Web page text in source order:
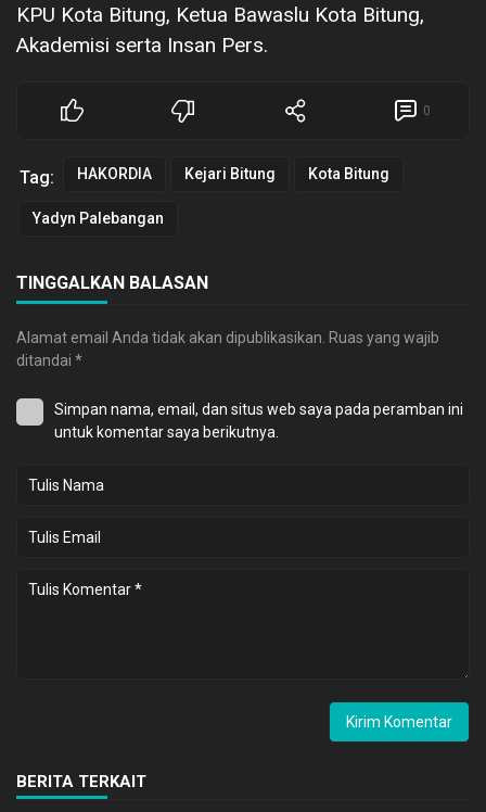
KPU Kota Bitung, Ketua Bawaslu Kota Bitung,
Akademisi serta Insan Pers.
0
Tag: HAKORDIA Kejari Bitung Kota Bitung
Yadyn Palebangan
TINGGALKAN BALASAN
Alamat email Anda tidak akan dipublikasikan. Ruas yang wajib
ditandai *
Simpan nama, email, dan situs web saya pada peramban ini
untuk komentar saya berikutnya.
BERITA TERKAIT